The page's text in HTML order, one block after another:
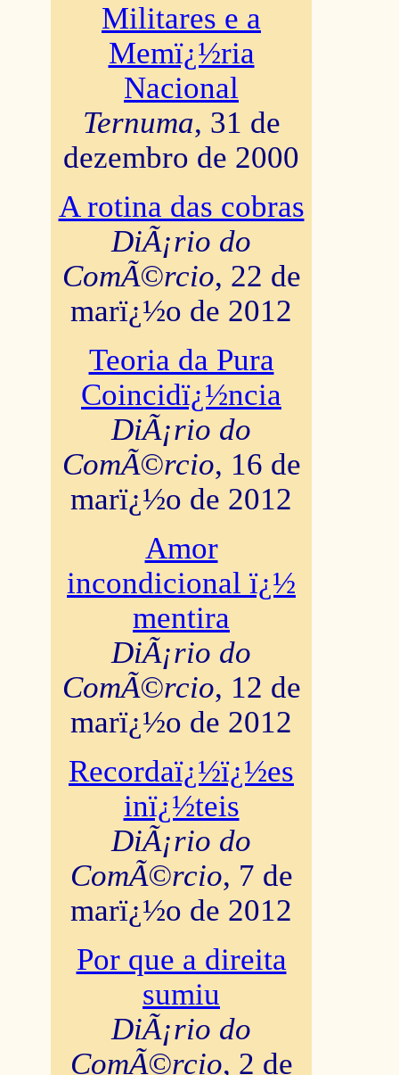
Militares e a
Memï¿½ria
Nacional
Ternuma, 31 de
dezembro de 2000
A rotina das cobras
DiÃ¡rio do
ComÃ©rcio, 22 de
marï¿½o de 2012
Teoria da Pura
Coincidï¿½ncia
DiÃ¡rio do
ComÃ©rcio, 16 de
marï¿½o de 2012
Amor
incondicional ï¿½
mentira
DiÃ¡rio do
ComÃ©rcio, 12 de
marï¿½o de 2012
Recordaï¿½ï¿½es
inï¿½teis
DiÃ¡rio do
ComÃ©rcio, 7 de
marï¿½o de 2012
Por que a direita
sumiu
DiÃ¡rio do
ComÃ©rcio, 2 de